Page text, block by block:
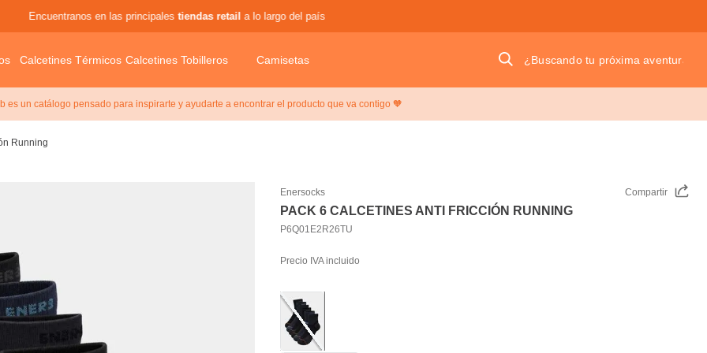
Encuentranos en las principales tiendas retail a lo largo del país
Calcetines Térmicos Calcetines Tobilleros Camisetas
es un catálogo pensado para inspirarte y ayudarte a encontrar el producto que va contigo 🧡
Running
Enersocks Compartir
PACK 6 CALCETINES ANTI FRICCIÓN RUNNING
P6Q01E2R26TU
Precio IVA incluido